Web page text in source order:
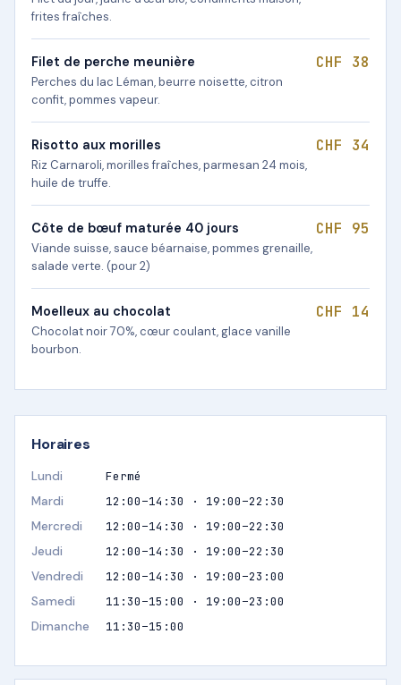
frites fraîches.
Filet de perche meunière
Perches du lac Léman, beurre noisette, citron
confit, pommes vapeur.
CHF 38
Risotto aux morilles
Riz Carnaroli, morilles fraîches, parmesan 24 mois,
huile de truffe.
CHF 34
Côte de bœuf maturée 40 jours
Viande suisse, sauce béarnaise, pommes grenaille,
salade verte. (pour 2)
CHF 95
Moelleux au chocolat
Chocolat noir 70%, cœur coulant, glace vanille
bourbon.
CHF 14
Horaires
Lundi
Fermé
Mardi
12:00–14:30 · 19:00–22:30
Mercredi
12:00–14:30 · 19:00–22:30
Jeudi
12:00–14:30 · 19:00–22:30
Vendredi
12:00–14:30 · 19:00–23:00
Samedi
11:30–15:00 · 19:00–23:00
Dimanche
11:30–15:00